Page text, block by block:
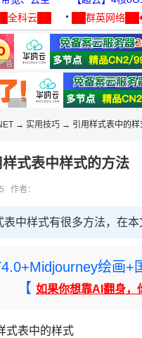
全科云██
██群英网络
◆◆◆
告 商业广告，理性选择
广告 商业广告，理性选择
→ 实用技巧 → 引用样式表中的样
式表中样式的方法
作者：
中样式有很多方法，在
绘画+
【 如果你想靠AI翻身，
式表中的样式